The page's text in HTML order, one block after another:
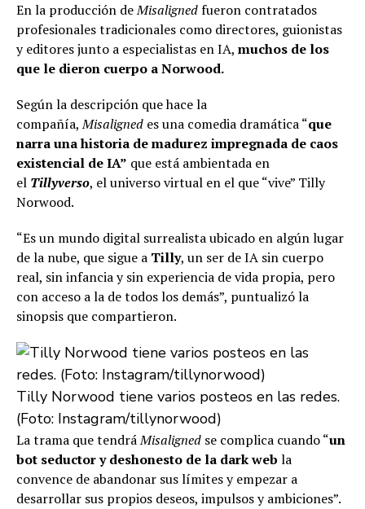
En la producción deMisalignedfueron contratados
profesionales tradicionales como directores, guionistas
y editores junto a especialistas en IA, muchos de los
que le dieron cuerpo a Norwood.
Según la descripción que hace la
compañía,Misaligned es una comedia dramática “que
narra una historia de madurez impregnada de caos
existencial de IA” que está ambientada en
el Tillyverso, el universo virtual en el que “vive” Tilly
Norwood.
“Es un mundo digital surrealista ubicado en algún lugar
de la nube, que sigue a Tilly, un ser de IA sin cuerpo
real, sin infancia y sin experiencia de vida propia, pero
con acceso a la de todos los demás”, puntualizó la
sinopsis que compartieron.
Tilly Norwood tiene varios posteos en las redes.
(Foto: Instagram/tillynorwood)
La trama que tendráMisaligned se complica cuando “un
bot seductor y deshonesto de la dark web la
convence de abandonar sus límites y empezar a
desarrollar sus propios deseos, impulsos y ambiciones”.